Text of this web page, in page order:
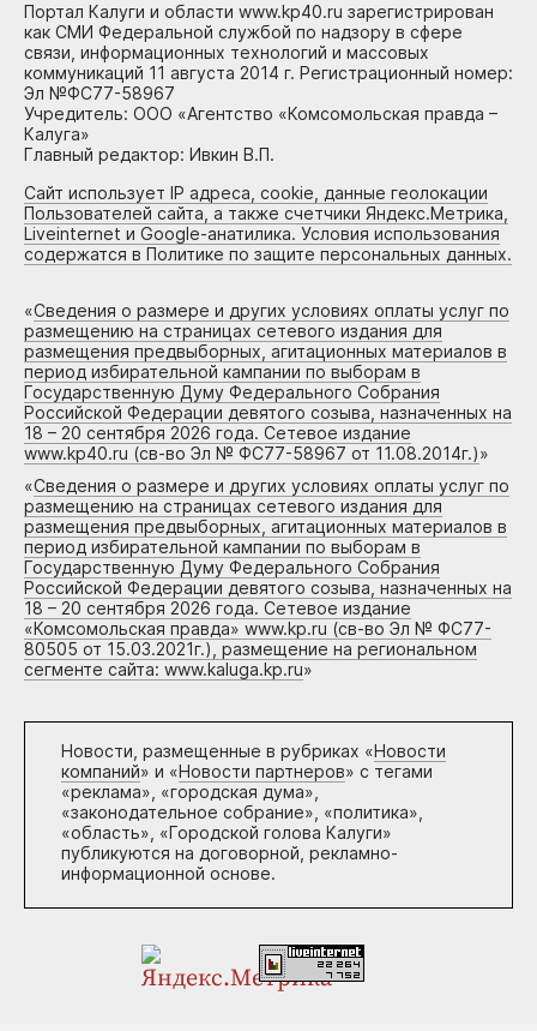
Портал Калуги и области www.kp40.ru зарегистрирован
как СМИ Федеральной службой по надзору в сфере
связи, информационных технологий и массовых
коммуникаций 11 августа 2014 г. Регистрационный номер:
Эл №ФС77-58967
Учредитель: ООО «Агентство «Комсомольская правда –
Калуга»
Главный редактор: Ивкин В.П.
Сайт использует IP адреса, cookie, данные геолокации
Пользователей сайта, а также счетчики Яндекс.Метрика,
Liveinternet и Google-анатилика. Условия использования
содержатся в Политике по защите персональных данных.
«Сведения о размере и других условиях оплаты услуг по
размещению на страницах сетевого издания для
размещения предвыборных, агитационных материалов в
период избирательной кампании по выборам в
Государственную Думу Федерального Собрания
Российской Федерации девятого созыва, назначенных на
18 – 20 сентября 2026 года. Сетевое издание
www.kp40.ru (св-во Эл № ФС77-58967 от 11.08.2014г.)»
«Сведения о размере и других условиях оплаты услуг по
размещению на страницах сетевого издания для
размещения предвыборных, агитационных материалов в
период избирательной кампании по выборам в
Государственную Думу Федерального Собрания
Российской Федерации девятого созыва, назначенных на
18 – 20 сентября 2026 года. Сетевое издание
«Комсомольская правда» www.kp.ru (св-во Эл № ФС77-
80505 от 15.03.2021г.), размещение на региональном
сегменте сайта: www.kaluga.kp.ru»
Новости, размещенные в рубриках «Новости
компаний» и «Новости партнеров» с тегами
«реклама», «городская дума»,
«законодательное собрание», «политика»,
«область», «Городской голова Калуги»
публикуются на договорной, рекламно-
информационной основе.